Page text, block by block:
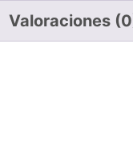
Valoraciones